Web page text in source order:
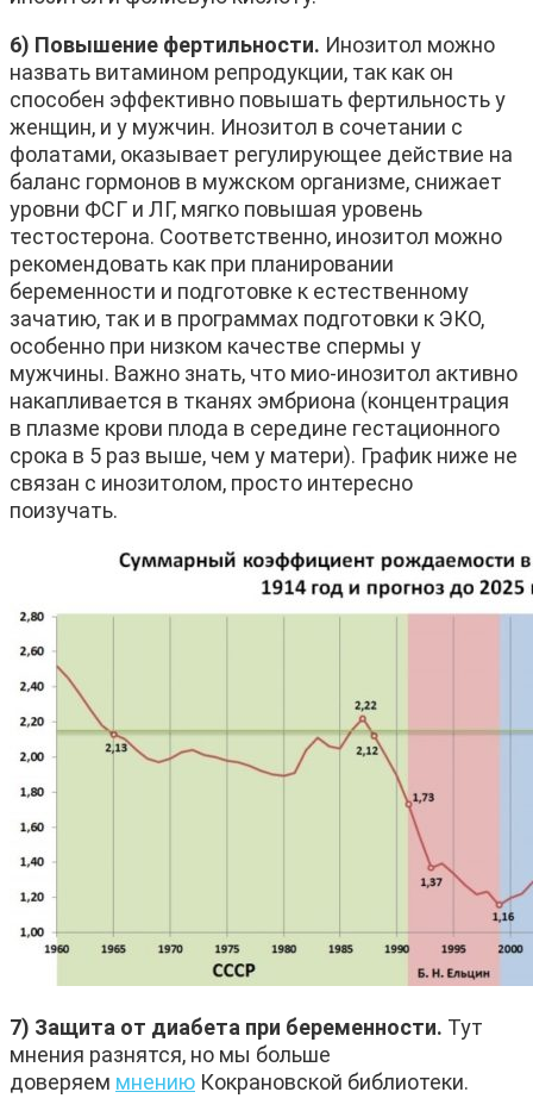
6) Повышение фертильности. Инозитол можно
назвать витамином репродукции, так как он
способен эффективно повышать фертильность у
женщин, и у мужчин. Инозитол в сочетании с
фолатами, оказывает регулирующее действие на
баланс гормонов в мужском организме, снижает
уровни ФСГ и ЛГ, мягко повышая уровень
тестостерона. Соответственно, инозитол можно
рекомендовать как при планировании
беременности и подготовке к естественному
зачатию, так и в программах подготовки к ЭКО,
особенно при низком качестве спермы у
мужчины. Важно знать, что мио-инозитол активно
накапливается в тканях эмбриона (концентрация
в плазме крови плода в середине гестационного
срока в 5 раз выше, чем у матери). График ниже не
связан с инозитолом, просто интересно
поизучать.
7) Защита от диабета при беременности. Тут
мнения разнятся, но мы больше
доверяем мнению Кокрановской библиотеки.